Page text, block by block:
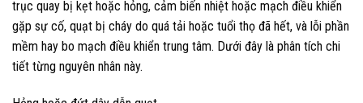
trục quay bị kẹt hoặc hỏng, cảm biến nhiệt hoặc mạch điều khiển
gặp sự cố, quạt bị cháy do quá tải hoặc tuổi thọ đã hết, và lỗi phần
mềm hay bo mạch điều khiển trung tâm. Dưới đây là phân tích chi
tiết từng nguyên nhân này.